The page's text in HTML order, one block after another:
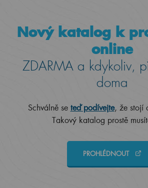
Nový katalog k
online
ZDARMA a kdykoliv,
doma
Schválně se teď podívejte, že stojí
Takový katalog prostě
PROHLÉDNOUT